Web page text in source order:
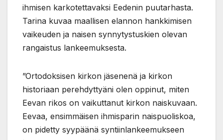
ihmisen karkotettavaksi Eedenin puutarhasta.
Tarina kuvaa maallisen elannon hankkimisen
vaikeuden ja naisen synnytystuskien olevan
rangaistus lankeemuksesta.
”Ortodoksisen kirkon jäsenenä ja kirkon
historiaan perehdyttyäni olen oppinut, miten
Eevan rikos on vaikuttanut kirkon naiskuvaan.
Eevaa, ensimmäisen ihmisparin naispuoliskoa,
on pidetty syypäänä syntiinlankeemukseen